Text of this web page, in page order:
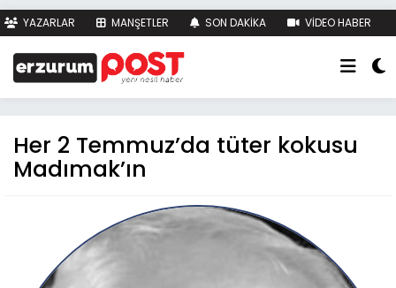
YAZARLAR MANŞETLER SON DAKİKA
VİDEO HABER
İLETİŞİM
Her 2 Temmuz’da tüter kokusu
Madımak’ın